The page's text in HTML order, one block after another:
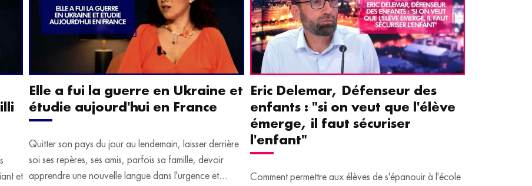
et
Elle a fui la guerre en Ukraine et
étudie aujourd'hui en France
Quitter son pays du jour au lendemain, laisser derrière
soi ses repères, ses amis, parfois sa famille, devoir
apprendre une nouvelle langue dans l'urgence et
Eric Delemar, Défenseur des
enfants : "si on veut que l'élève
émerge, il faut sécuriser
l'enfant"
Comment permettre aux élèves de s'épanouir à l'école